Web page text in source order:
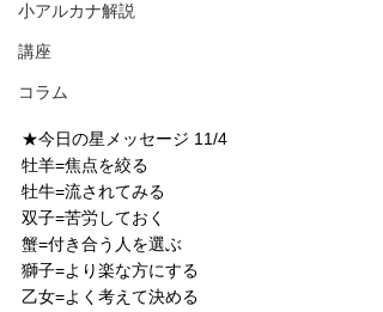
小アルカナ解説
講座
コラム
★今日の星メッセージ 11/4
牡羊=焦点を絞る
牡牛=流されてみる
双子=苦労しておく
蟹=付き合う人を選ぶ
獅子=より楽な方にする
乙女=よく考えて決める